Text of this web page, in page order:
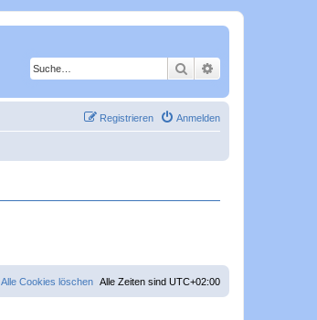
Suche
Anmelden
Registrieren
Alle Zeiten sind UTC+02:00
Alle Cookies löschen